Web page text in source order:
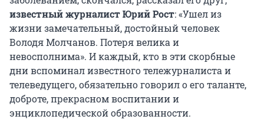
известный журналист Юрий Рост: «Ушел из
жизни замечательный, достойный человек
Володя Молчанов. Потеря велика и
невосполнима». И каждый, кто в эти скорбные
дни вспоминал известного тележурналиста и
телеведущего, обязательно говорил о его таланте,
доброте, прекрасном воспитании и
энциклопедической образованности.